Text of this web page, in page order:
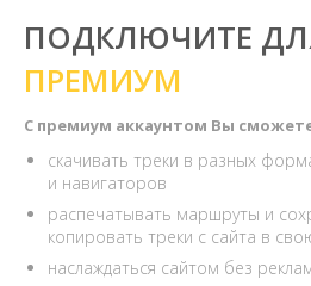
ПОДКЛЮЧИТЕ
ПРЕМИУМ
С премиум аккаунтом Вы
скачивать треки в разных
и навигаторов
распечатывать маршруты и
копировать треки с сайта в
наслаждаться сайтом без